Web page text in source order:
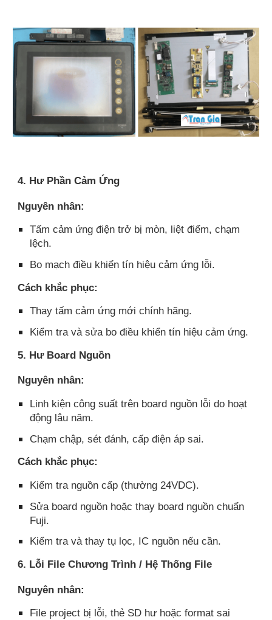
4. Hư Phần Cảm Ứng
Nguyên nhân:
Tấm cảm ứng điện trở bị mòn, liệt điểm, chạm
lệch.
Bo mạch điều khiển tín hiệu cảm ứng lỗi.
Cách khắc phục:
Thay tấm cảm ứng mới chính hãng.
Kiểm tra và sửa bo điều khiển tín hiệu cảm ứng.
5. Hư Board Nguồn
Nguyên nhân:
Linh kiện công suất trên board nguồn lỗi do hoạt
động lâu năm.
Chạm chập, sét đánh, cấp điện áp sai.
Cách khắc phục:
Kiểm tra nguồn cấp (thường 24VDC).
Sửa board nguồn hoặc thay board nguồn chuẩn
Fuji.
Kiểm tra và thay tụ lọc, IC nguồn nếu cần.
6. Lỗi File Chương Trình / Hệ Thống File
Nguyên nhân:
File project bị lỗi, thẻ SD hư hoặc format sai